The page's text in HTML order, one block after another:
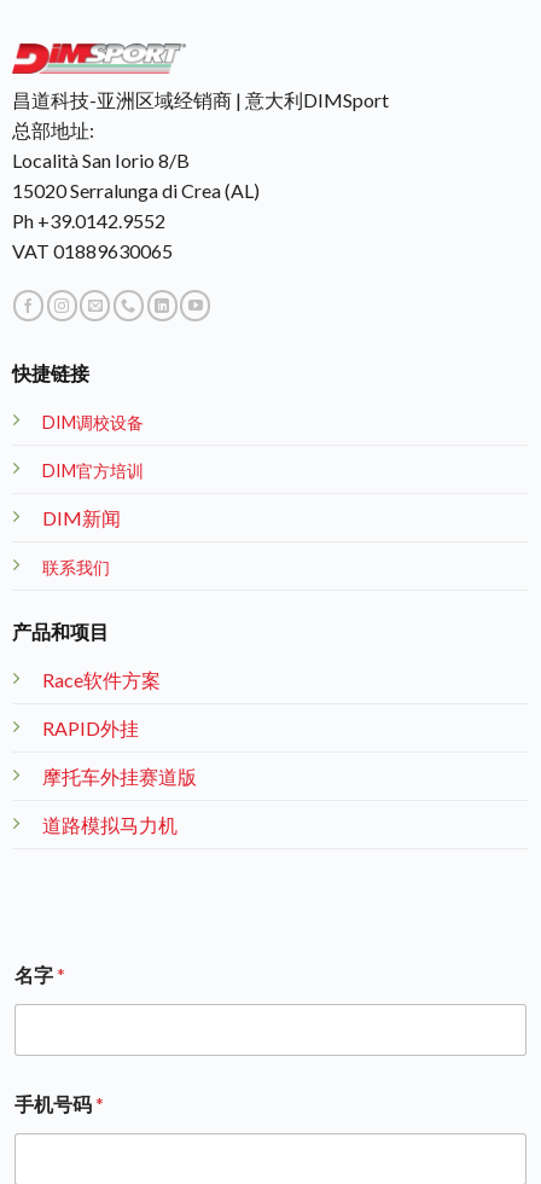
昌道科技-亚洲区域经销商 | 意大利DIMSport
总部地址:
Località San Iorio 8/B
15020 Serralunga di Crea (AL)
Ph +39.0142.9552
VAT 01889630065
快捷链接
DIM调校设备
DIM官方培训
DIM新闻
联系我们
产品和项目
Race软件方案
RAPID外挂
摩托车外挂赛道版
道路模拟马力机
名字*
手机号码*